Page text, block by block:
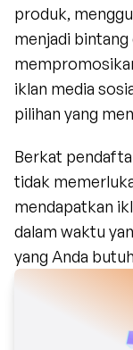
produk,
menjadi
iklan media
pilihan yang
Berkat
tidak
mendapatkan
dalam waktu
yang Anda